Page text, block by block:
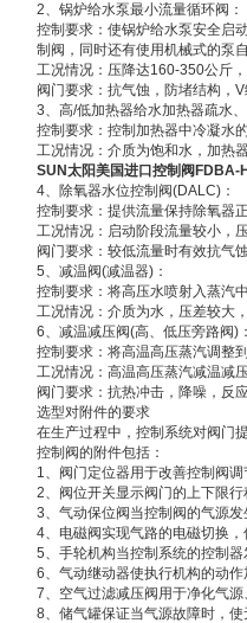
2、锅炉给水泵最小流量循环阀：
控制要求：使锅炉给水泵安全启
制阀，同时还有使用机械式的泵
工况情况：压降达160-350公斤
阀门要求：抗气蚀，防堵结构，
3、高/低加热器给水加热器疏水
控制要求：控制加热器中冷凝水
工况情况：介质为饱和水，加热
SUN太阳美国进口控制阀FDBA-
4、除氧器水位控制阀(DALC)：
控制要求：提供流量保持除氧器
工况情况：启动阶段流量较小，
阀门要求：较低流量时有效抗气
5、减温阀(减温器)：
控制要求：将高压水喷射入蒸汽
工况情况：介质为水，压差较大
6、减温减压阀(高、低压旁路阀)
控制要求：将高温高压蒸汽调整
工况情况：高温高压蒸汽减温减
阀门要求：抗热冲击，降噪，反
选型对附件的要求
在生产过程中，控制系统对阀门
控制阀的附件包括：
1、阀门定位器用于改善控制阀
2、阀位开关显示阀门的上下限
3、气动保位阀当控制阀的气源
4、电磁阀实现气路的电磁切换
5、手轮机构当控制系统的控制
6、气动继动器使执行机构的动
7、空气过滤减压阀用于净化气
8、储气罐保证当气源故障时，